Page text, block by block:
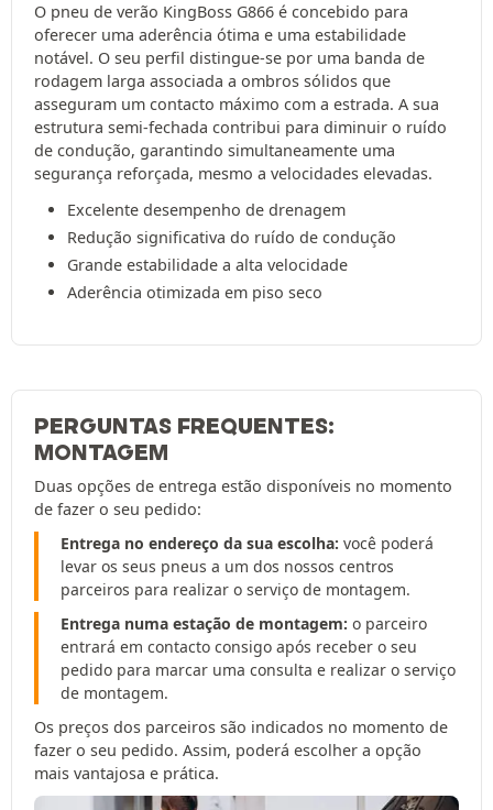
O pneu de verão KingBoss G866 é concebido para
oferecer uma aderência ótima e uma estabilidade
notável. O seu perfil distingue-se por uma banda de
rodagem larga associada a ombros sólidos que
asseguram um contacto máximo com a estrada. A sua
estrutura semi-fechada contribui para diminuir o ruído
de condução, garantindo simultaneamente uma
segurança reforçada, mesmo a velocidades elevadas.
Excelente desempenho de drenagem
Redução significativa do ruído de condução
Grande estabilidade a alta velocidade
Aderência otimizada em piso seco
PERGUNTAS FREQUENTES:
MONTAGEM
Duas opções de entrega estão disponíveis no momento
de fazer o seu pedido:
Entrega no endereço da sua escolha: você poderá
levar os seus pneus a um dos nossos centros
parceiros para realizar o serviço de montagem.
Entrega numa estação de montagem: o parceiro
entrará em contacto consigo após receber o seu
pedido para marcar uma consulta e realizar o serviço
de montagem.
Os preços dos parceiros são indicados no momento de
fazer o seu pedido. Assim, poderá escolher a opção
mais vantajosa e prática.